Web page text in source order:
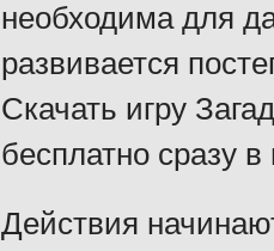
необходима для
развивается
Скачать игру
бесплатно сразу
Действия